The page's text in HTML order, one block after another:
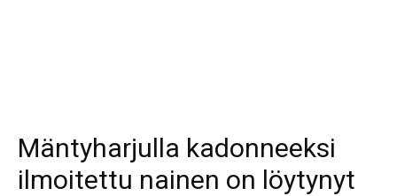
Mäntyharjulla kadonneeksi
ilmoitettu nainen on löytynyt